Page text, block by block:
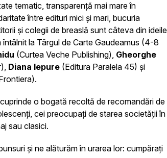
tematic, transparență mai mare în
între edituri mici și mari, bucuria
și colegii de breaslă sunt câteva din ideile
la Târgul de Carte Gaudeamus (4-8
(Curtea Veche Publishing), Gheorghe
Diana Iepure (Editura Paralela 45) și
o bogată recoltă de recomandări de
cei preocupați de starea societății în
sau clasici.
și ne alăturăm în urarea lor: cumpărați